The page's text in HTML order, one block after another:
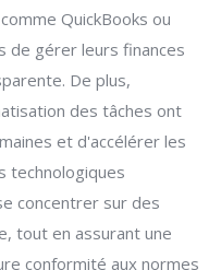
QuickBooks ou
gérer leurs finances
De plus,
des tâches ont
et d'accélérer les
technologiques
concentrer sur des
tout en assurant une
conformité aux normes